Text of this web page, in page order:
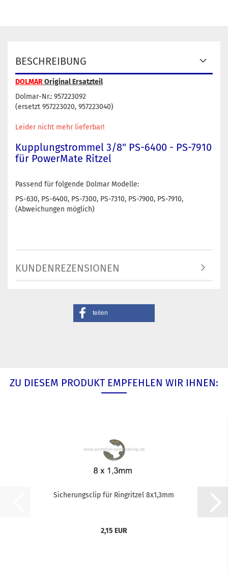
BESCHREIBUNG
DOLMAROriginal Ersatzteil
Dolmar-Nr.: 957223092
(ersetzt 957223020, 957223040)
Leider nicht mehr lieferbar!
Kupplungstrommel 3/8" PS-6400 - PS-7910
für PowerMate Ritzel
Passend für folgende Dolmar Modelle:
PS-630, PS-6400, PS-7300, PS-7310, PS-7900, PS-7910,
(Abweichungen möglich)
KUNDENREZENSIONEN
teilen
ZU DIESEM PRODUKT EMPFEHLEN WIR IHNEN:
Sicherungsclip für Ringritzel 8x1,3mm
2,15 EUR